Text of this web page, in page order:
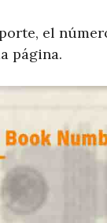
el
página.